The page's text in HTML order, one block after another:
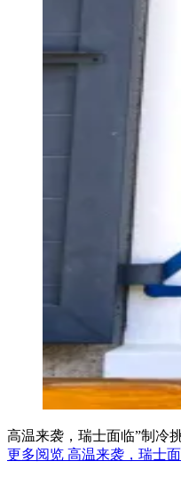
高温来袭，瑞士面临”制冷
更多阅览 高温来袭，瑞士